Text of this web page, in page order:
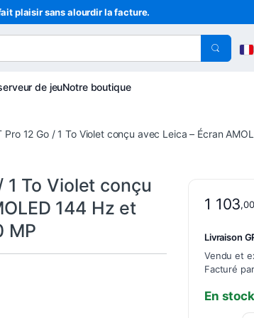
plaisir sans alourdir la facture.
de jeuNotre boutique
Pro 12 Go / 1 To Violet conçu avec Leica – Écran
1 To Violet conçu
144 Hz et
MP
1 103,00
Livraison
Vendu et
Facturé
En stock